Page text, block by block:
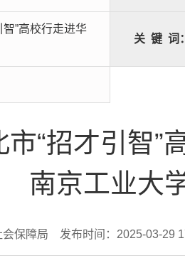
”高校行走进华
关 键 词：
“招才引智”
南京工业大
保障局 发布时间：2025-03-29